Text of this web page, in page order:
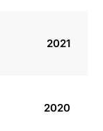
2021
2020